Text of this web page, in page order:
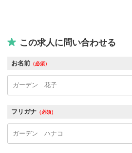
この求人に問い合わせる
お名前 （必須）
フリガナ （必須）